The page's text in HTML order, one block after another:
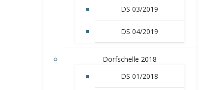
DS 03/2019
DS 04/2019
Dorfschelle 2018
DS 01/2018